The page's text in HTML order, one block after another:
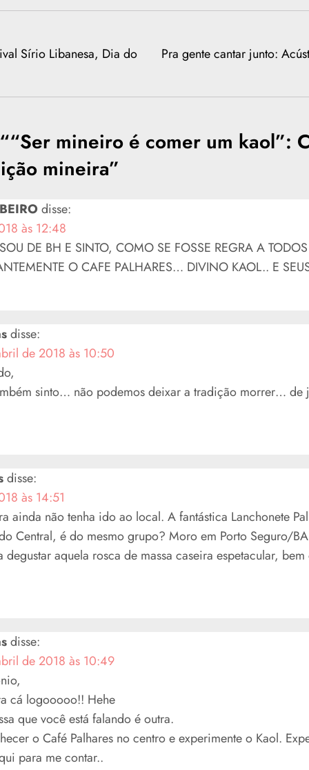
Sírio Libanesa, Dia do Pra gente cantar junto:
“Ser mineiro é comer um kaol”:
mineira”
disse:
às 12:48
DE BH E SINTO, COMO SE FOSSE REGRA A
O CAFE PALHARES… DIVINO KAOL.. E
disse:
de 2018 às 10:50
sinto… não podemos deixar a tradição morrer… de
disse:
às 14:51
ainda não tenha ido ao local. A fantástica Lanchonete
Central, é do mesmo grupo? Moro em Porto Seguro/
degustar aquela rosca de massa caseira espetacular,
disse:
de 2018 às 10:49
cá logooooo!! Hehe
que você está falando é outra.
o Café Palhares no centro e experimente o Kaol.
para me contar..